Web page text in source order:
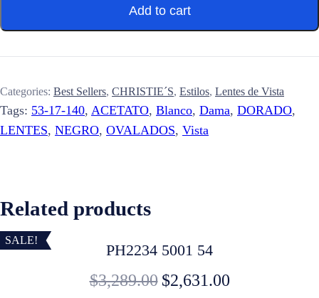
Add to cart
Categories: Best Sellers, CHRISTIE´S, Estilos, Lentes de Vista
Tags: 53-17-140, ACETATO, Blanco, Dama, DORADO,
LENTES, NEGRO, OVALADOS, Vista
Related products
SALE!
PH2234 5001 54
$3,289.00 $2,631.00